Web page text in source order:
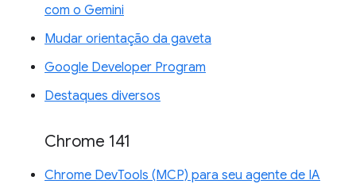
com o Gemini
Mudar orientação da gaveta
Google Developer Program
Destaques diversos
Chrome 141
Chrome DevTools (MCP) para seu agente de IA